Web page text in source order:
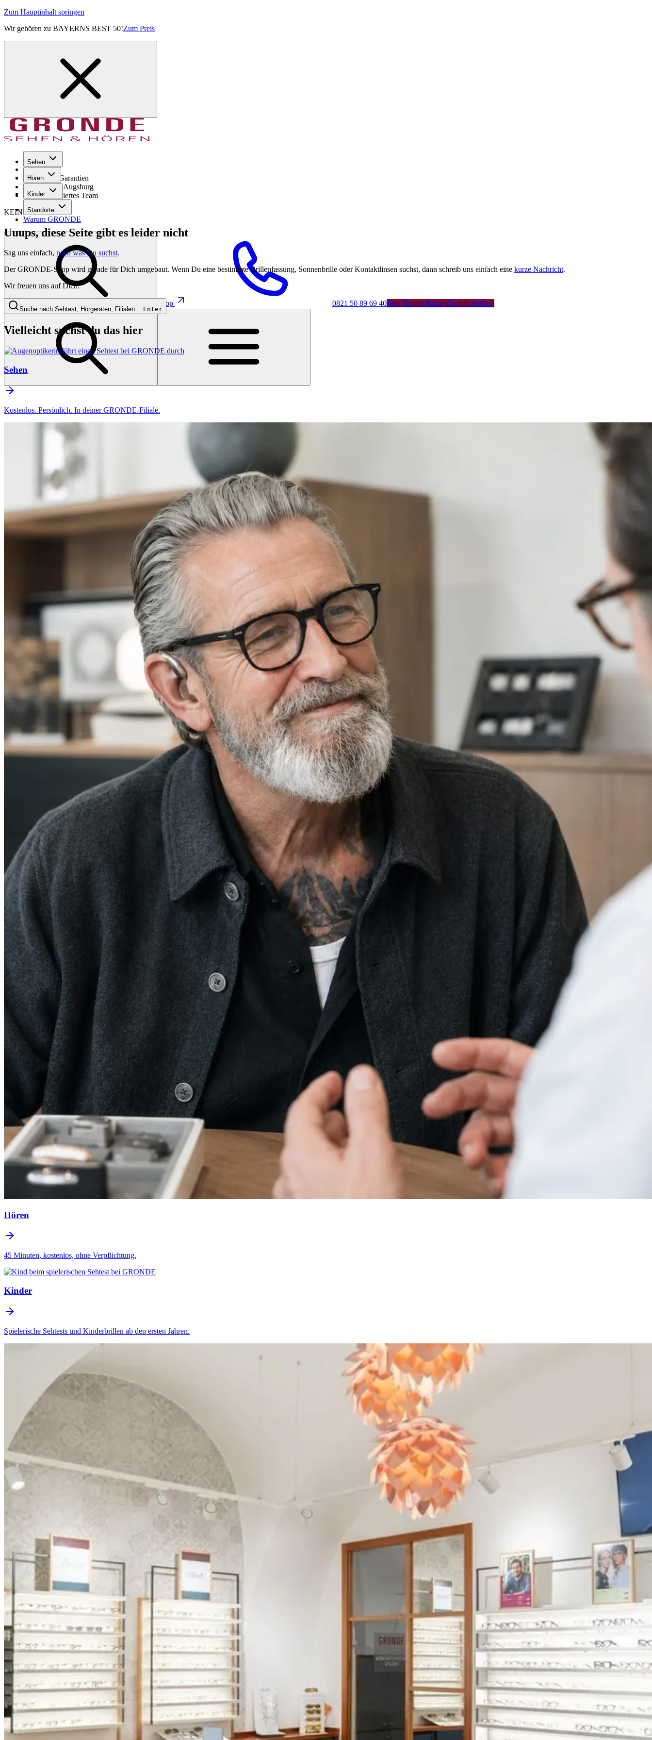
Zum Hauptinhalt springen
Wir gehören zu BAYERNS BEST 50!Zum Preis
Sehen
Hören
Kinder
Standorte
Warum GRONDE
Shop 0821 50 89 69 40Jetzt Termin buchenTermin buchen
Seit 1971
GRONDE Garantien
8× im Raum Augsburg
Hochqualifiziertes Team
KEINE SORGE!
Uuups, diese Seite gibt es leider nicht
Sag uns einfach, nach was Du suchst.
Der GRONDE-Shop wird gerade für Dich umgebaut. Wenn Du eine bestimmte Brillenfassung, Sonnenbrille oder Kontaktlinsen suchst, dann schreib uns einfach eine kurze Nachricht.
Wir freuen uns auf Dich.
Suche nach Sehtest, Hörgeräten, Filialen …Enter
Vielleicht suchst du das hier
Sehen
Kostenlos. Persönlich. In deiner GRONDE-Filiale.
Hören
45 Minuten, kostenlos, ohne Verpflichtung.
Kinder
Spielerische Sehtests und Kinderbrillen ab den ersten Jahren.